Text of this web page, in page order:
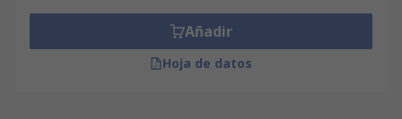
Añadir
Hoja de datos